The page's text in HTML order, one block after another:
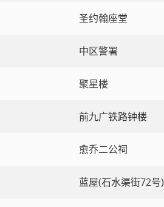
圣约翰座堂
中区警署
聚星楼
前九广铁路钟楼
愈乔二公祠
蓝屋(石水渠街72号)